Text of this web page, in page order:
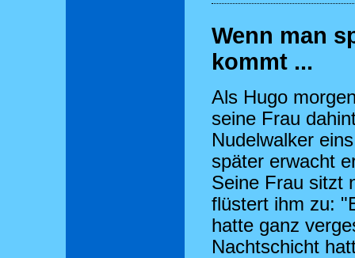
Wenn man
kommt ...
Als Hugo
seine Frau
Nudelwalker
später erwacht
Seine Frau sitzt
flüstert ihm zu:
hatte ganz
Nachtschicht